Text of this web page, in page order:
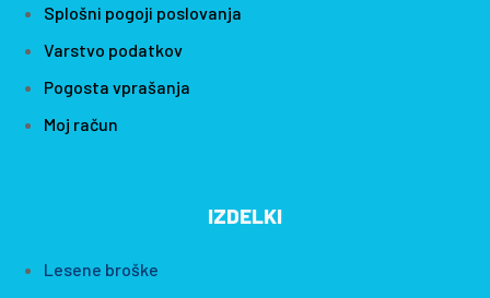
Splošni pogoji poslovanja
Varstvo podatkov
Pogosta vprašanja
Moj račun
IZDELKI
Lesene broške